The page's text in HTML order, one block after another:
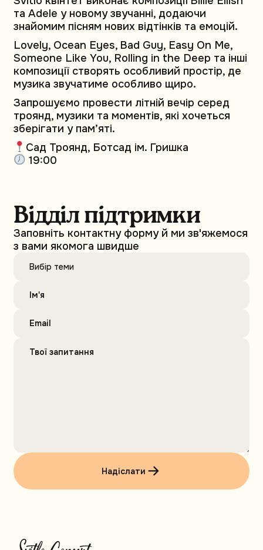
та Adele у новому звучанні, додаючи
знайомим пісням нових відтінків та емоцій.
Lovely, Ocean Eyes, Bad Guy, Easy On Me,
Someone Like You, Rolling in the Deep та інші
композиції створять особливий простір, де
музика звучатиме особливо щиро.
Запрошуємо провести літній вечір серед
троянд, музики та моментів, які хочеться
зберігати у пам’яті.
Сад Троянд, Ботсад ім. Гришка
19:00
Відділ підтримки
Заповніть контактну форму й ми зв'яжемося
з вами якомога швидше
Надіслати